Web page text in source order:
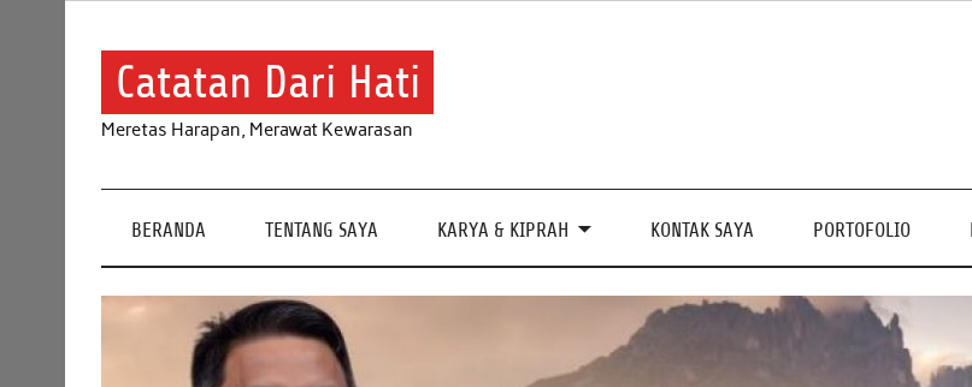
Catatan Dari Hati
Meretas Harapan, Merawat Kewarasan
BERANDA TENTANG SAYA KARYA & KIPRAH KONTAK SAYA PORTOFOLIO